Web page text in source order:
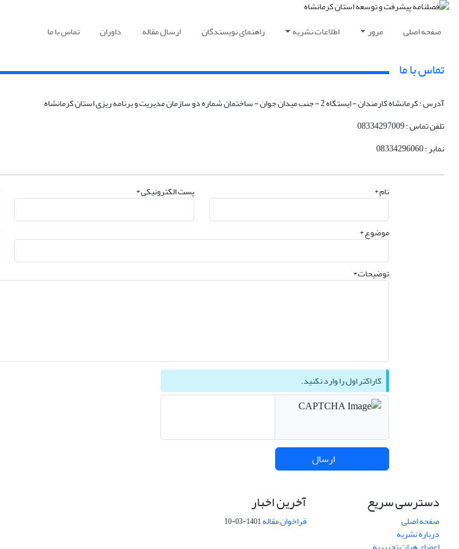
صفحه اصلی مرور اطلاعات نشریه راهنمای نویسندگان ارسال مقاله داوران تماس با ما
تماس با ما
آدرس : کرمانشاه کارمندان - ایستگاه 2 - جنب میدان جوان - ساختمان شماره دو سازمان مدیریت و برنامه ریزی استان کرمانشاه
تلفن تماس : 08334297009
نمابر : 08334296060
نام * پست الکترونیکی *
موضوع *
توضیحات *
کاراکتر اول را وارد نکنید.
ارسال
دسترسی سریع
صفحه اصلی
درباره نشریه
آخرین اخبار
فراخوان مقاله1401-03-10